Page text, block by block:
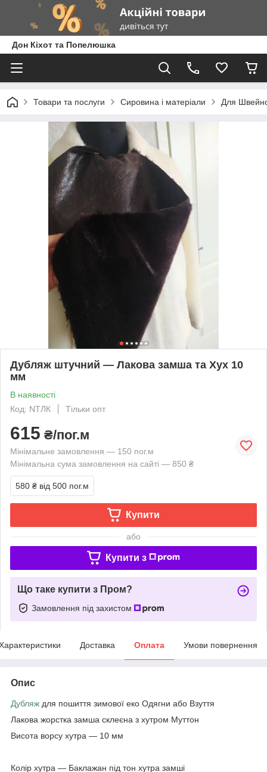
Дон Кіхот та Попелюшка
Товари та послуги Сировина і матеріали Для
Дубляж штучний — Лакова замша та Хух 10
мм
В наявності
Код: NTЛК
Тільки опт
615 ₴/пог.м
Мінімальне замовлення — 150 пог.м
Мінімальна сума замовлення на сайті — 850 ₴
580 ₴ від 500 пог.м
Купити
або
Купити з
Що таке купити з Пром?
Замовлення під захистом
Доставка Оплата Умови повернення
Опис
Дубляж для пошиття зимової еко Одягни або Взуття
Лакова жорстка замша склеєна з хутром Муттон
Висота ворсу хутра — 10 мм
Колір хутра — Баклажан під тон хутра замші